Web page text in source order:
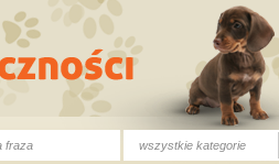
wszystkie kategorie